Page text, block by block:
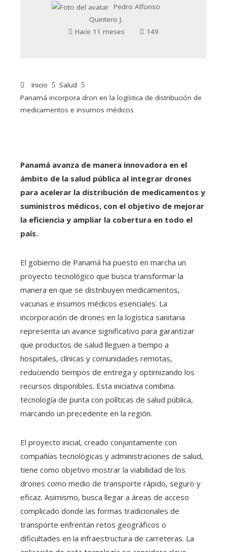
Pedro Alfonso
Quintero J.
Hace 11 meses
149
Inicio
Salud
Panamá incorpora dron en la logística de distribución de
medicamentos e insumos médicos
Panamá avanza de manera innovadora en el
ámbito de la salud pública al integrar drones
para acelerar la distribución de medicamentos y
suministros médicos, con el objetivo de mejorar
la eficiencia y ampliar la cobertura en todo el
país.
El gobierno de Panamá ha puesto en marcha un
proyecto tecnológico que busca transformar la
manera en que se distribuyen medicamentos,
vacunas e insumos médicos esenciales. La
incorporación de drones en la logística sanitaria
representa un avance significativo para garantizar
que productos de salud lleguen a tiempo a
hospitales, clínicas y comunidades remotas,
reduciendo tiempos de entrega y optimizando los
recursos disponibles. Esta iniciativa combina
tecnología de punta con políticas de salud pública,
marcando un precedente en la región.
El proyecto inicial, creado conjuntamente con
compañías tecnológicas y administraciones de salud,
tiene como objetivo mostrar la viabilidad de los
drones como medio de transporte rápido, seguro y
eficaz. Asimismo, busca llegar a áreas de acceso
complicado donde las formas tradicionales de
transporte enfrentan retos geográficos o
dificultades en la infraestructura de carreteras. La